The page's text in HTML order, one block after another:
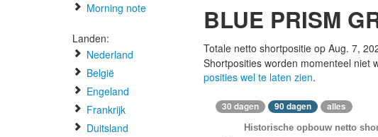
Morning note
Landen:
Nederland
België
Engeland
Frankrijk
Duitsland
BLUE PRISM
Totale netto shortpositie op Aug. 7,
Shortposities worden momenteel niet
posities wel te laten zien.
30 dagen 90 dagen alles
Historische opbouw netto